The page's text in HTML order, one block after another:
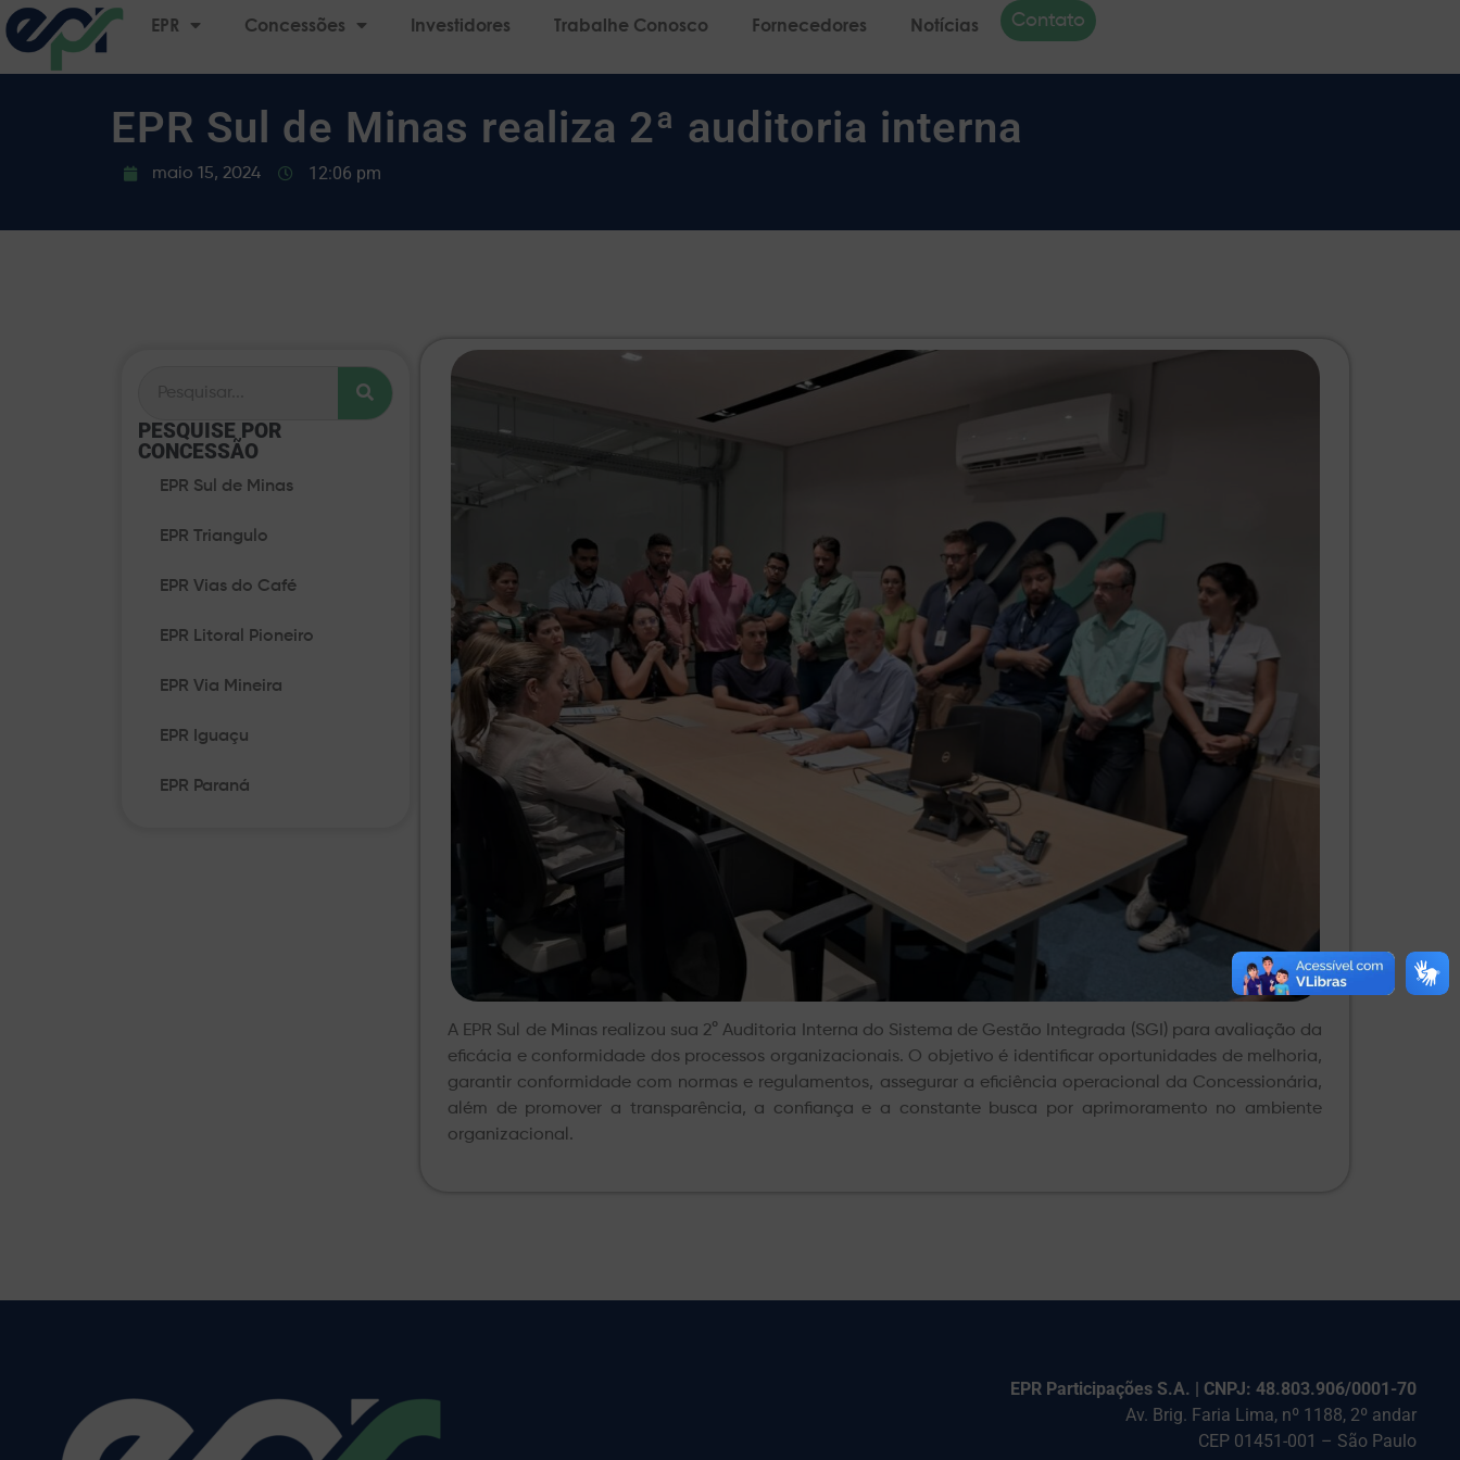
EPR Concessões Investidores Trabalhe Conosco Fornecedores Notícias Contato
EPR Sul de Minas realiza 2ª auditoria interna
maio 15, 2024 12:06 pm
PESQUISE POR
CONCESSÃO​
EPR Sul de Minas
EPR Triangulo
EPR Vias do Café
EPR Litoral Pioneiro
EPR Via Mineira
EPR Iguaçu
EPR Paraná
A EPR Sul de Minas realizou sua 2° Auditoria Interna do Sistema de Gestão Integrada (SGI) para avaliação da
eficácia e conformidade dos processos organizacionais. O objetivo é identificar oportunidades de melhoria,
garantir conformidade com normas e regulamentos, assegurar a eficiência operacional da Concessionária,
além de promover a transparência, a confiança e a constante busca por aprimoramento no ambiente
organizacional.
EPR Participações S.A. | CNPJ: 48.803.906/0001-70
Av. Brig. Faria Lima, nº 1188, 2º andar
CEP 01451-001 – São Paulo